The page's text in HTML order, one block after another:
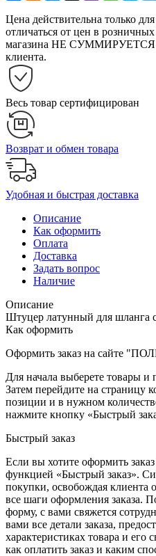
Цена действительна только
отличаться от цен в
магазина НЕ СУММИРУЕТСЯ
клиента.
Весь товар сертифицирован
Возврат и обмен товара
Удобная и быстрая доставка
Описание
Как оформить
Оплата
Доставка
Задать вопрос
Наличие
Описание
Штуцер латунный для шланга
Как оформить
Оформить заказ на сайте
Для начала выберете товары и
Затем перейдите на страницу
позиции и в нужном
нажмите кнопку «Быстрый
Быстрый заказ
Если вы хотите оформить
функцией «Быстрый заказ».
покупки, освобождая клиента
все шаги оформления заказа.
форму, с вами свяжется
вами все детали заказа,
характеристиках товара и его
как оплатить заказ и каким